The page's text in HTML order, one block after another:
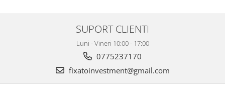
SUPORT CLIENTI
Luni - Vineri 10:00 - 17:00
0775237170
fixatoinvestment@gmail.com